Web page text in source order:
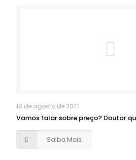
18 de agosto de 2021
Vamos falar sobre preço? Doutor
Saiba Mais